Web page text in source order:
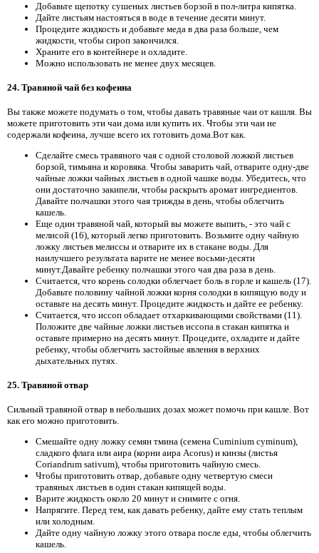
Добавьте щепотку сушеных листьев борзой в пол-литра кипятка.
Дайте листьям настояться в воде в течение десяти минут.
Процедите жидкость и добавьте меда в два раза больше, чем
жидкости, чтобы сироп закончился.
Храните его в контейнере и охладите.
Можно использовать не менее двух месяцев.
24. Травяной чай без кофеина
Вы также можете подумать о том, чтобы давать травяные чаи от кашля. Вы
можете приготовить эти чаи дома или купить их. Чтобы эти чаи не
содержали кофеина, лучше всего их готовить дома.Вот как.
Сделайте смесь травяного чая с одной столовой ложкой листьев
борзой, тимьяна и коровяка. Чтобы заварить чай, отварите одну-две
чайные ложки чайных листьев в одной чашке воды. Убедитесь, что
они достаточно закипели, чтобы раскрыть аромат ингредиентов.
Давайте полчашки этого чая трижды в день, чтобы облегчить
кашель.
Еще один травяной чай, который вы можете выпить, - это чай с
мелисой (16), который легко приготовить. Возьмите одну чайную
ложку листьев мелиссы и отварите их в стакане воды. Для
наилучшего результата варите не менее восьми-десяти
минут.Давайте ребенку полчашки этого чая два раза в день.
Считается, что корень солодки облегчает боль в горле и кашель (17).
Добавьте половину чайной ложки корня солодки в кипящую воду и
оставьте на десять минут. Процедите жидкость и дайте ее ребенку.
Считается, что иссоп обладает отхаркивающими свойствами (11).
Положите две чайные ложки листьев иссопа в стакан кипятка и
оставьте примерно на десять минут. Процедите, охладите и дайте
ребенку, чтобы облегчить застойные явления в верхних
дыхательных путях.
25. Травяной отвар
Сильный травяной отвар в небольших дозах может помочь при кашле. Вот
как его можно приготовить.
Смешайте одну ложку семян тмина (семена Cuminium cyminum),
сладкого флага или аира (корни аира Acorus) и кинзы (листья
Coriandrum sativum), чтобы приготовить чайную смесь.
Чтобы приготовить отвар, добавьте одну четвертую смеси
травяных листьев в один стакан кипящей воды.
Варите жидкость около 20 минут и снимите с огня.
Напрягите. Перед тем, как давать ребенку, дайте ему стать теплым
или холодным.
Дайте одну чайную ложку этого отвара после еды, чтобы облегчить
кашель.